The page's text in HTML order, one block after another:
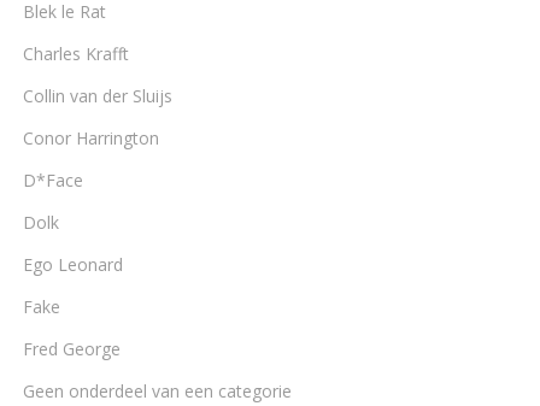
Blek le Rat
Charles Krafft
Collin van der Sluijs
Conor Harrington
D*Face
Dolk
Ego Leonard
Fake
Fred George
Geen onderdeel van een categorie